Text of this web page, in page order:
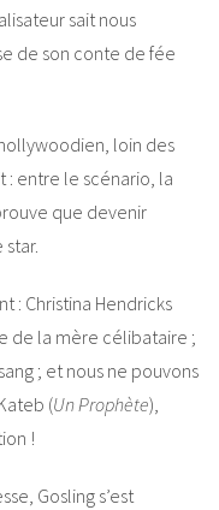
sait nous
de son conte de fée
loin des
: entre le scénario, la
que devenir
: Christina Hendricks
de la mère célibataire ;
; et nous ne pouvons
(Un Prophète),
!
Gosling s’est